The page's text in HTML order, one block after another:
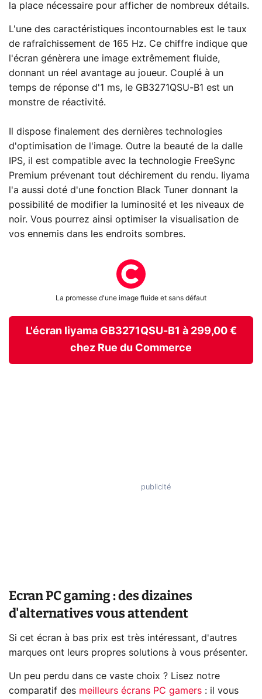
la place nécessaire pour afficher de nombreux détails.
L'une des caractéristiques incontournables est le taux
de rafraîchissement de 165 Hz. Ce chiffre indique que
l'écran génèrera une image extrêmement fluide,
donnant un réel avantage au joueur. Couplé à un
temps de réponse d'1 ms, le GB3271QSU-B1 est un
monstre de réactivité.
Il dispose finalement des dernières technologies
d'optimisation de l'image. Outre la beauté de la dalle
IPS, il est compatible avec la technologie FreeSync
Premium prévenant tout déchirement du rendu. Iiyama
l'a aussi doté d'une fonction Black Tuner donnant la
possibilité de modifier la luminosité et les niveaux de
noir. Vous pourrez ainsi optimiser la visualisation de
vos ennemis dans les endroits sombres.
La promesse d'une image fluide et sans défaut
L'écran Iiyama GB3271QSU-B1 à 299,00 €
chez Rue du Commerce
Ecran PC gaming : des dizaines
d'alternatives vous attendent
Si cet écran à bas prix est très intéressant, d'autres
marques ont leurs propres solutions à vous présenter.
Un peu perdu dans ce vaste choix ? Lisez notre
comparatif des meilleurs écrans PC gamers : il vous